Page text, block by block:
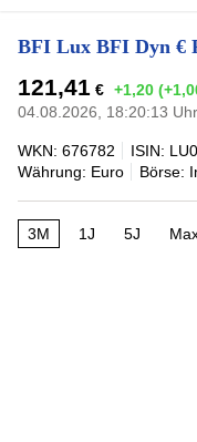
BFI Lux BFI Dyn €
121,41 € +1,20
04.08.2026, 18:20:13 Uhr
WKN: 676782 ISIN:
Währung: Euro
Börse:
3M 1J 5J